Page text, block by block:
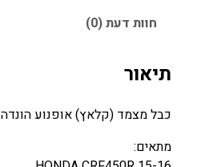
צ
מ
H
O
N
חוות דעת (0)
תיאור
כבל מצמד (קלאץ) אופנוע הונדה CRF450R.
מתאים: